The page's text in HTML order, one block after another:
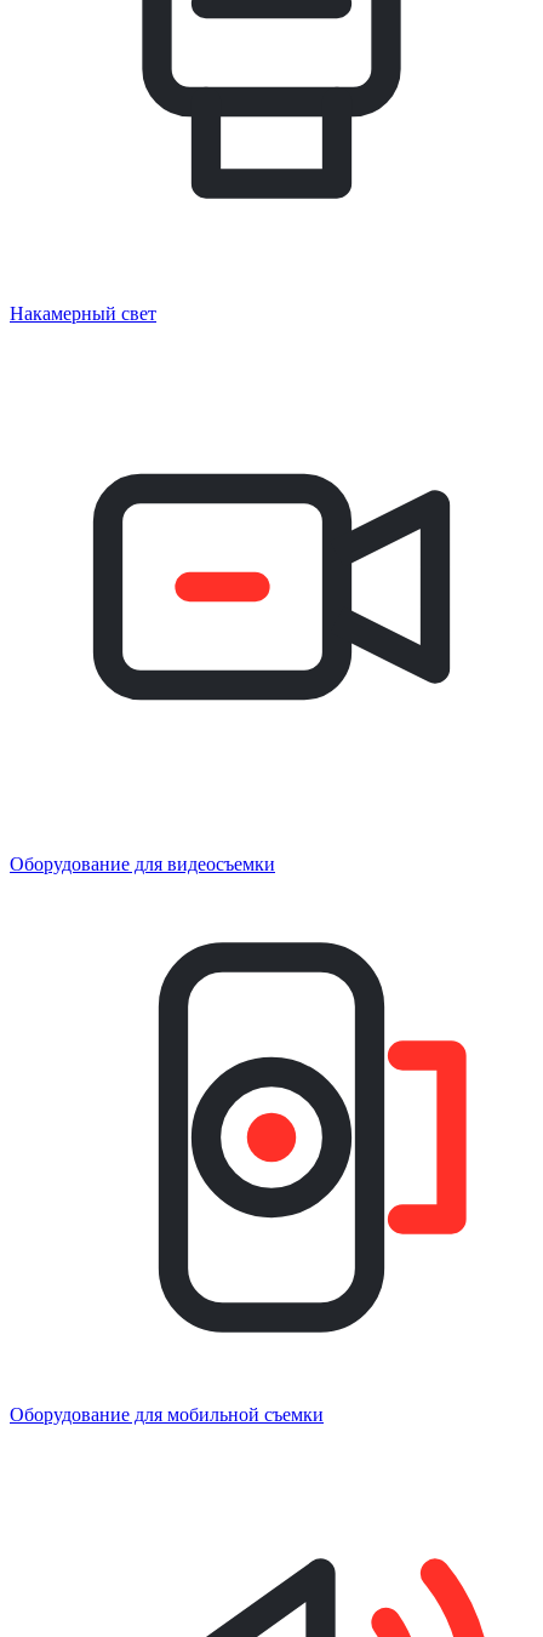
Накамерный свет
Оборудование для видеосъемки
Оборудование для мобильной съемки